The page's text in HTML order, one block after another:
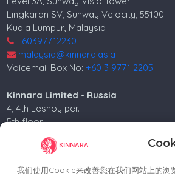
我们使用Cookie来改善您在我们网站上的浏
Lingkaran SV, Sunway Velocity, 55100
Kuala Lumpur, Malaysia
+60397712230
malaysia@kinnara.asia
Voicemail Box No:+60 3 9771 2205
Kinnara Limited - Russia
4, 4th Lesnoy per.
5th floor
Moscow, 125047, Russia.
+74952258562